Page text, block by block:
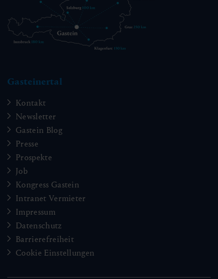
Gasteinertal
Kontakt
Newsletter
Gastein Blog
Presse
Prospekte
Job
Kongress Gastein
Intranet Vermieter
Impressum
Datenschutz
Barrierefreiheit
Cookie Einstellungen